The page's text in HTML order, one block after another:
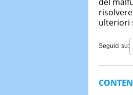
ulteriori
Seguici su: